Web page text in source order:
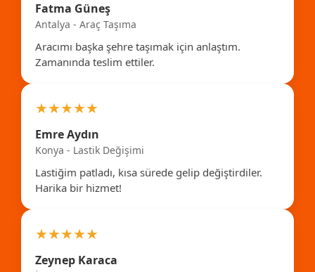
Fatma Güneş
Antalya - Araç Taşıma
Aracımı başka şehre taşımak için anlaştım.
Zamanında teslim ettiler.
★★★★★
Emre Aydın
Konya - Lastik Değişimi
Lastiğim patladı, kısa sürede gelip değiştirdiler.
Harika bir hizmet!
★★★★★
Zeynep Karaca